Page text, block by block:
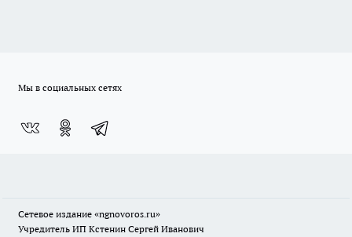
Мы в социальных сетях
Сетевое издание «ngnovoros.ru»
Учредитель ИП Кстенин Сергей Иванович